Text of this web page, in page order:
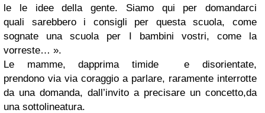
le le idee della gente. Siamo qui per domandarci
quali sarebbero i consigli per questa scuola, come
sognate una scuola per I bambini vostri, come la
vorreste… ».
Le mamme, dapprima timide e disorientate,
prendono via via coraggio a parlare, raramente interrotte
da una domanda, dall’invito a precisare un concetto,da
una sottolineatura.